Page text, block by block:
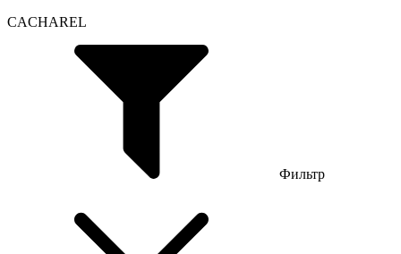
CACHAREL
Фильтр